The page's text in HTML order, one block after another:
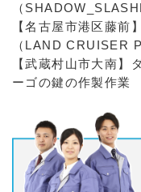
（
【名古屋市港区藤前
（LAND CRUISER
【武蔵村山市大南】
ーゴの鍵の作製作業